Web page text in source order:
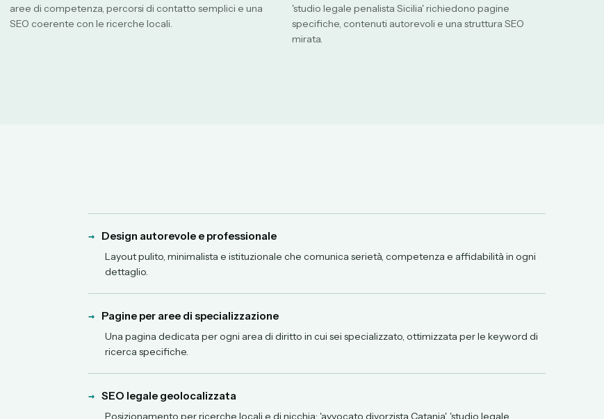
aree di competenza, percorsi di contatto semplici e una
SEO coerente con le ricerche locali.
'studio legale penalista Sicilia' richiedono pagine
specifiche, contenuti autorevoli e una struttura SEO
mirata.
→ Design autorevole e professionale
Layout pulito, minimalista e istituzionale che comunica serietà, competenza e affidabilità in ogni
dettaglio.
→ Pagine per aree di specializzazione
Una pagina dedicata per ogni area di diritto in cui sei specializzato, ottimizzata per le keyword di
ricerca specifiche.
→ SEO legale geolocalizzata
Posizionamento per ricerche locali e di nicchia: 'avvocato divorzista Catania', 'studio legale